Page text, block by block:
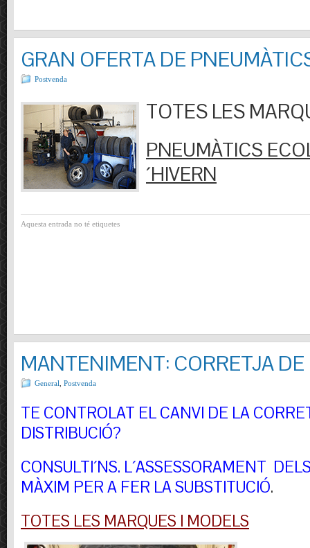
GRAN OFERTA DE
Postvenda
TOTES LES
PNEUMÀTICS
´HIVERN
Aquesta entrada no té etiquetes
MANTENIMENT: CORRETJA
General Postvenda
TE CONTROLAT EL CANVI DE LA
DISTRIBUCIÓ?
CONSULTI´NS. L´ASSESSORAMENT
MÀXIM PER A FER LA SUBSTITUCIÓ.
TOTES LES MARQUES I MODELS